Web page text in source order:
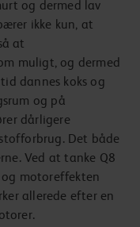
og dermed lav
ikke kun, at
at
muligt, og dermed
dannes koks og
og på
dårligere
Det både
Ved at tanke Q8
motoreffekten
allerede efter en